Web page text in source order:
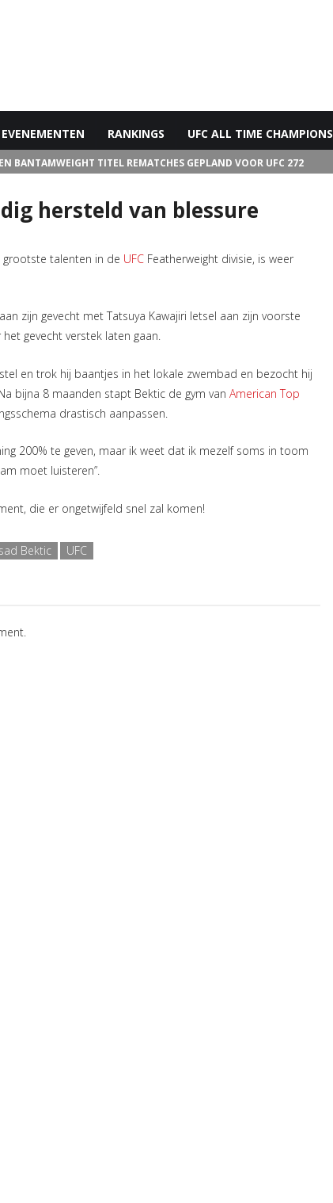
EVENEMENTEN RANKINGS UFC ALL TIME CHAMPIONS
BANTAMWEIGHT TITEL REMATCHES GEPLAND VOOR UFC 272
hersteld van blessure
grootste talenten in de UFC Featherweight divisie, is weer
zijn gevecht met Tatsuya Kawajiri letsel aan zijn voorste
gevecht verstek laten gaan.
en trok hij baantjes in het lokale zwembad en bezocht hij
bijna 8 maanden stapt Bektic de gym van American Top
drastisch aanpassen.
200% te geven, maar ik weet dat ik mezelf soms in toom
moet luisteren”.
die er ongetwijfeld snel zal komen!
Bektic UFC